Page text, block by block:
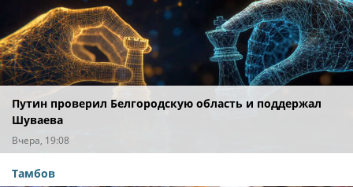
Путин проверил Белгородскую область и поддержал
Шуваева
Вчера, 19:08
Тамбов